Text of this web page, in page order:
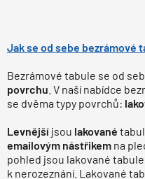
Jak se od sebe bezrámové
Bezrámové tabule se od
povrchu . V naší nabídce
se dvěma typy povrchů:
Levnější jsou lakované
emailovým nástřikem na
pohled jsou lakované
k nerozeznání. Lakované